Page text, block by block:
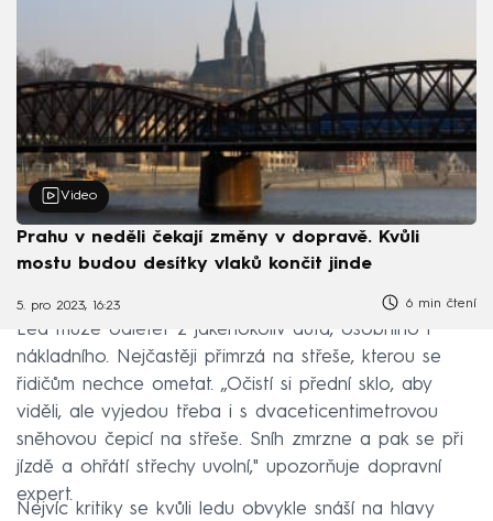
Video
Prahu v neděli čekají změny v dopravě. Kvůli
mostu budou desítky vlaků končit jinde
5. pro 2023, 16:23 6 min čtení
Led může odletět z jakéhokoliv auta, osobního i
nákladního. Nejčastěji přimrzá na střeše, kterou se
řidičům nechce ometat. „Očistí si přední sklo, aby
viděli, ale vyjedou třeba i s dvaceticentimetrovou
sněhovou čepicí na střeše. Sníh zmrzne a pak se při
jízdě a ohřátí střechy uvolní," upozorňuje dopravní
expert.
Nejvíc kritiky se kvůli ledu obvykle snáší na hlavy